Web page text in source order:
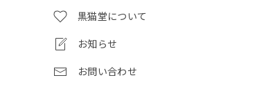
黒猫堂について
お知らせ
お問い合わせ